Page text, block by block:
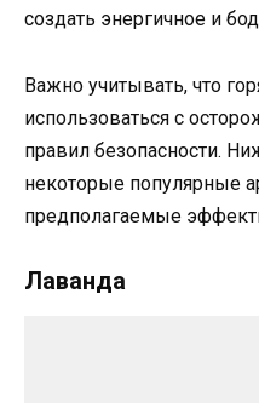
создать энергичное и
Важно учитывать, что
использоваться с
правил безопасности.
некоторые популярные
предполагаемые
Лаванда